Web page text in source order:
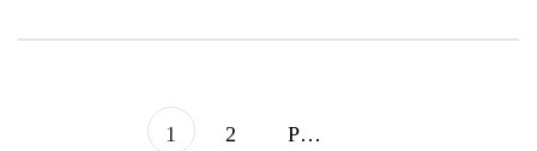
1 2 Prochain